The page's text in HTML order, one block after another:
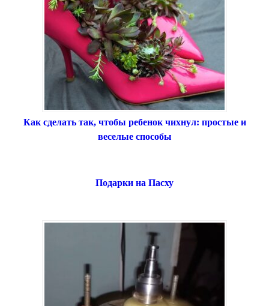
Как сделать так, чтобы ребенок чихнул: простые и
веселые способы
Подарки на Пасху